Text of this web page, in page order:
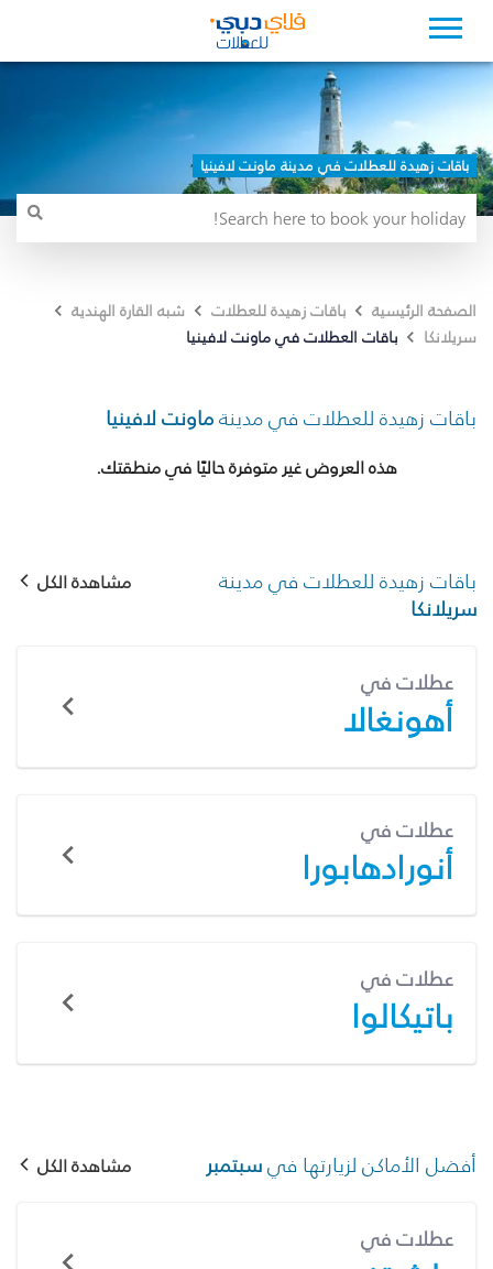
باقات زهيدة للعطلات في مدينة ماونت لافينيا
الصفحة الرئيسية باقات زهيدة للعطلات
شبه القارة الهندية
سريلانكا
باقات العطلات في ماونت لافينيا
باقات زهيدة للعطلات في مدينةماونت لافينيا
هذه العروض غير متوفرة حاليًا في منطقتك.
باقات زهيدة للعطلات في مدينة
سريلانكا
مشاهدة الكل
عطلات في
أهونغالا
عطلات في
أنورادهابورا
عطلات في
باتيكالوا
أفضل الأماكن لزيارتها فيسبتمبر مشاهدة الكل
عطلات في